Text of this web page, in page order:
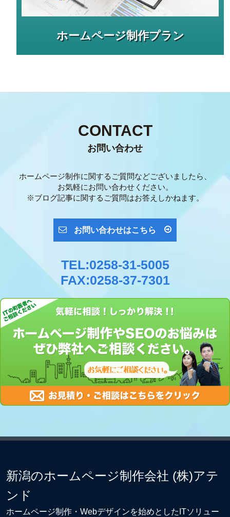
ホームページ制作プラン
CONTACT
お問い合わせ
ホームページ制作に関するご質問などございましたら、
お気軽にお問い合わせください。
※ブログ記事に関するご質問はお答えしかねます。
お問い合わせはこちら
TEL:0258-31-5005
FAX:0258-37-7301
新潟のホームページ制作会社 (株)アテ
ンド
ホームページ制作・Webデザインを始めとしたITソリュー